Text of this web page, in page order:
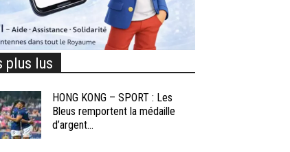
plus lus
HONG KONG – SPORT : Les
Bleus remportent la médaille
d’argent...